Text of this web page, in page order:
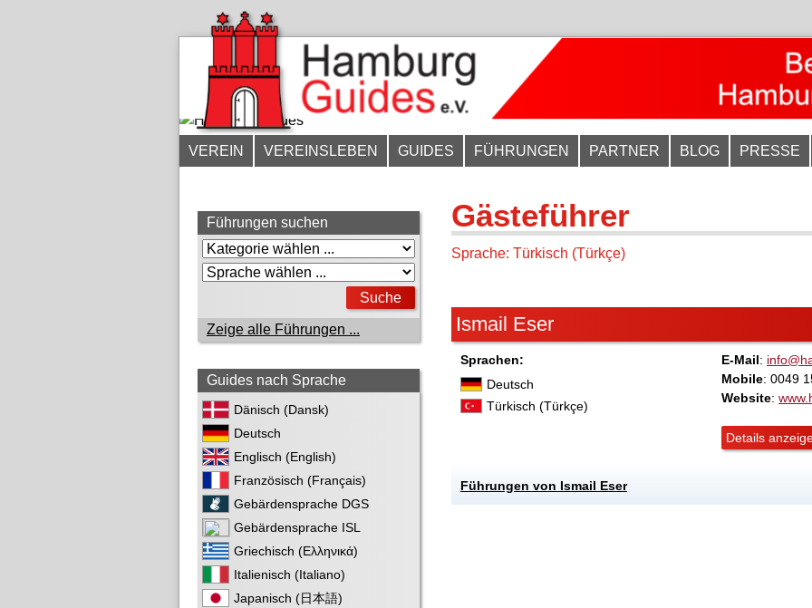
VEREIN VEREINSLEBEN GUIDES FÜHRUNGEN PARTNER BLOG PRESSE
Gästeführer
Sprache: Türkisch (Türkçe)
Ismail Eser
Sprachen:
Deutsch
Türkisch (Türkçe)
E-Mail:
Mobile: 0049
Website:
Details
Führungen von Ismail Eser
Führungen suchen
Zeige alle Führungen ...
Guides nach Sprache
Dänisch (Dansk)
Deutsch
Englisch (English)
Französisch (Français)
Gebärdensprache DGS
Gebärdensprache ISL
Griechisch (Ελληνικά)
Italienisch (Italiano)
Japanisch (日本語)